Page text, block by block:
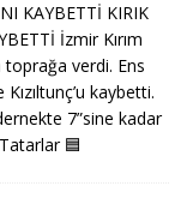
KAYBETTİ KIRIK
İzmir Kırım
toprağa verdi. Ens
kaybetti.
7”sine kadar
🟦